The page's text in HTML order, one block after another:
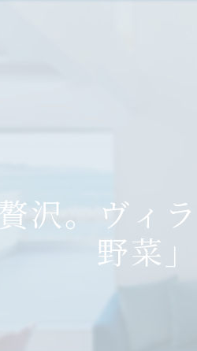
沢。ヴィ
野菜